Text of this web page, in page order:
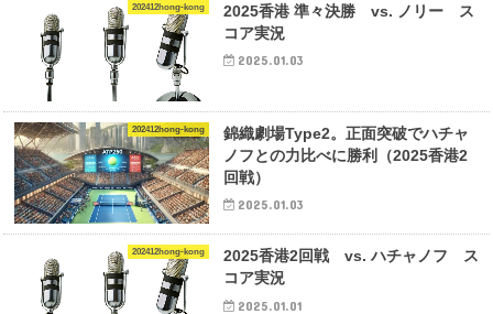
202412hong-kong
2025香港 準々決勝 vs. ノリー ス
コア実況
2025.01.03
202412hong-kong
錦織劇場Type2。正面突破でハチャ
ノフとの力比べに勝利（2025香港2
回戦）
2025.01.03
202412hong-kong
2025香港2回戦 vs. ハチャノフ ス
コア実況
2025.01.01